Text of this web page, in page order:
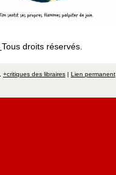
Tous droits réservés.
+critiques des libraires | Lien permanent